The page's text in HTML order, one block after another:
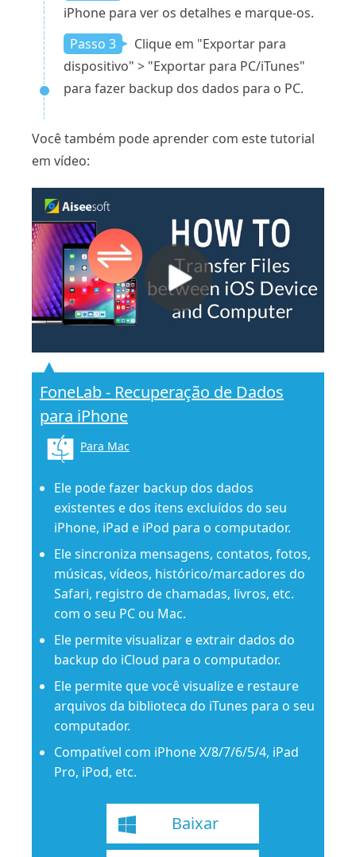
iPhone para ver os detalhes e marque-os.
Passo 3
Clique em "Exportar para
dispositivo" > "Exportar para PC/iTunes"
para fazer backup dos dados para o PC.
Você também pode aprender com este tutorial
em vídeo:
FoneLab - Recuperação de Dados
para iPhone
Para Mac
Ele pode fazer backup dos dados
existentes e dos itens excluídos do seu
iPhone, iPad e iPod para o computador.
Ele sincroniza mensagens, contatos, fotos,
músicas, vídeos, histórico/marcadores do
Safari, registro de chamadas, livros, etc.
com o seu PC ou Mac.
Ele permite visualizar e extrair dados do
backup do iCloud para o computador.
Ele permite que você visualize e restaure
arquivos da biblioteca do iTunes para o seu
computador.
Compatível com iPhone X/8/7/6/5/4, iPad
Pro, iPod, etc.
Baixar